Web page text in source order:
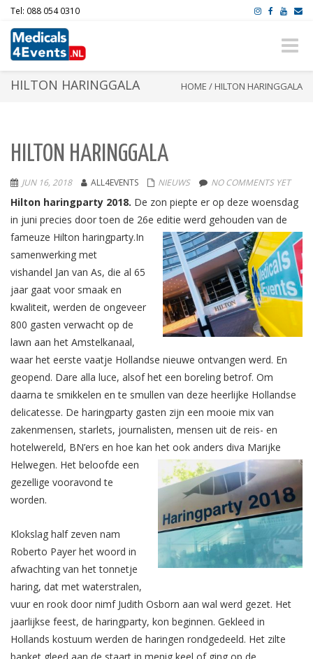
Tel: 088 054 0310
Toggle
HILTON HARINGGALA HOME / HILTON HARINGGALA
HILTON HARINGGALA
JUN 16, 2018 ALL4EVENTS NIEUWS NO COMMENTS YET
Hilton haringparty 2018. De zon piepte er op deze woensdag
in juni precies door toen de 26e editie werd gehouden van de
fameuze Hilton haringparty.In
samenwerking met
vishandel Jan van As, die al 65
jaar gaat voor smaak en
kwaliteit, werden de ongeveer
800 gasten verwacht op de
lawn aan het Amstelkanaal,
waar het eerste vaatje Hollandse nieuwe ontvangen werd. En
geopend. Dare alla luce, alsof het een boreling betrof. Om
daarna te smikkelen en te smullen van deze heerlijke Hollandse
delicatesse. De haringparty gasten zijn een mooie mix van
zakenmensen, starlets, journalisten, mensen uit de reis- en
hotelwereld, BN’ers en hoe kan het ook anders diva Marijke
Helwegen. Het beloofde een
gezellige vooravond te
worden.
Klokslag half zeven nam
Roberto Payer het woord in
afwachting van het tonnetje
haring, dat met waterstralen,
vuur en rook door nimf Judith Osborn aan wal werd gezet. Het
jaarlijkse feest, de haringparty, kon beginnen. Gekleed in
Hollands kostuum werden de haringen rondgedeeld. Het zilte